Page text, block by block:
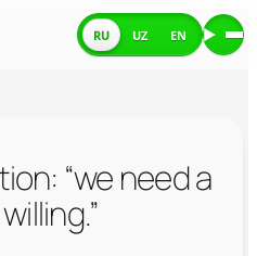
RU UZ EN
“we need a